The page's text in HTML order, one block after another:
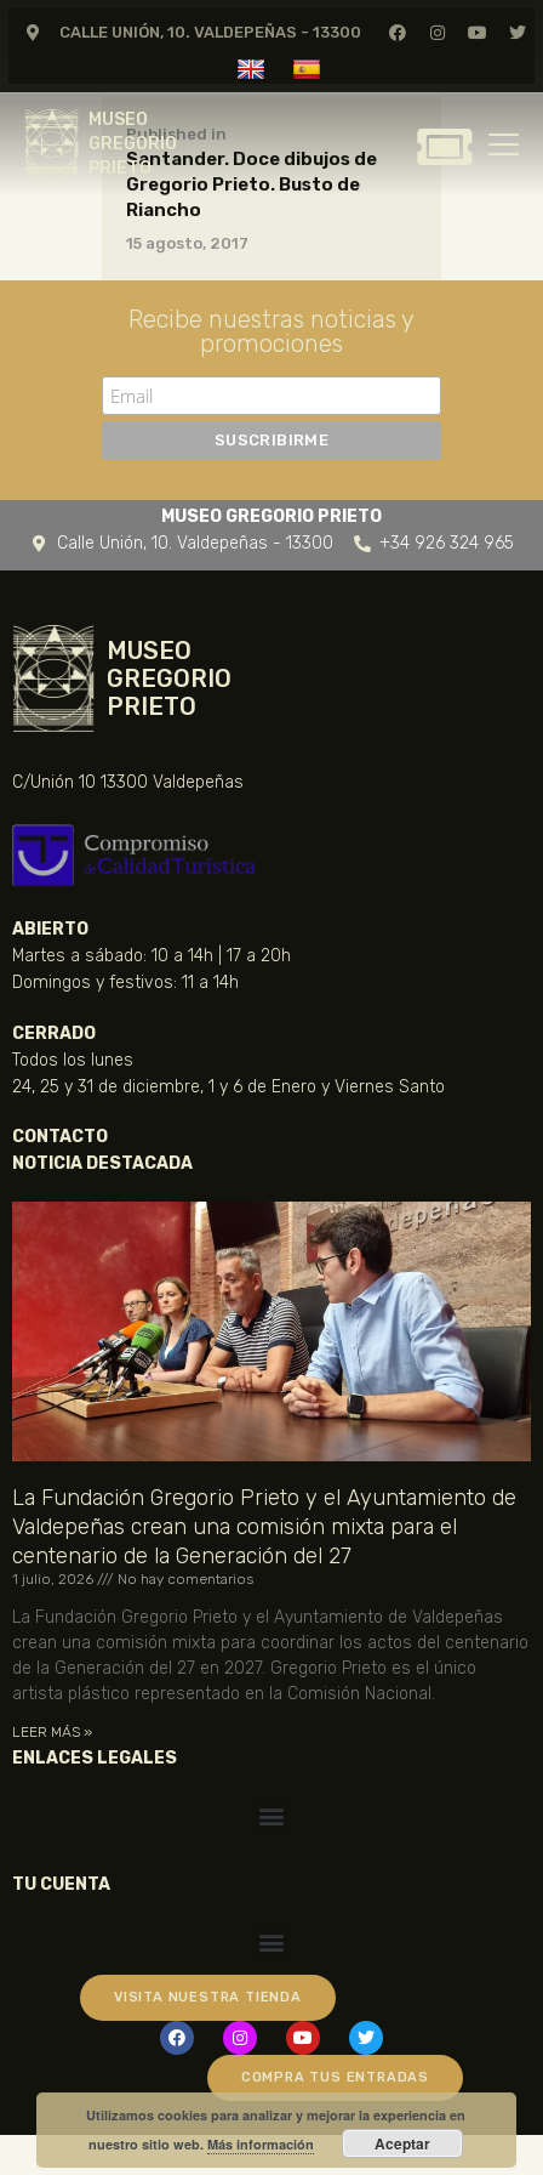
CALLE UNIÓN, 10. VALDEPEÑAS - 13300
MUSEO
GREGORIO
PRIETO
MUSEO
GREGORIO
GREGORIO PRIETO
MUSEO
ARCHIVO
CERTAMEN DE DIBUJO
FUNDACIÓN
TIENDA
NOTICIAS
Published in
Santander. Doce dibujos de
Gregorio Prieto. Busto de
Riancho
15 agosto, 2017
Recibe nuestras noticias y
promociones
MUSEO GREGORIO PRIETO
Calle Unión, 10. Valdepeñas - 13300
+34 926 324 965
MUSEO
GREGORIO
PRIETO
C/Unión 10 13300 Valdepeñas
ABIERTO
Martes a sábado: 10 a 14h | 17 a 20h
Domingos y festivos: 11 a 14h
CERRADO
Todos los lunes
24, 25 y 31 de diciembre, 1 y 6 de Enero y Viernes Santo
CONTACTO
NOTICIA DESTACADA
La Fundación Gregorio Prieto y el Ayuntamiento de
Valdepeñas crean una comisión mixta para el
centenario de la Generación del 27
1 julio, 2026 No hay comentarios
La Fundación Gregorio Prieto y el Ayuntamiento de Valdepeñas
crean una comisión mixta para coordinar los actos del centenario
de la Generación del 27 en 2027. Gregorio Prieto es el único
artista plástico representado en la Comisión Nacional.
LEER MÁS »
ENLACES LEGALES
TU CUENTA
VISITA NUESTRA TIENDA
COMPRA TUS ENTRADAS
Utilizamos cookies para analizar y mejorar la experiencia en
nuestro sitio web.Más información Aceptar